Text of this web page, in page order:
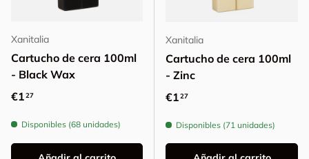
Xanitalia
Cartucho de cera 100ml
- Black Wax
Precio normal
€127
Disponibles (68 unidades)
Xanitalia
Cartucho de cera 100ml
- Zinc
Precio normal
€127
Disponibles (71 unidades)